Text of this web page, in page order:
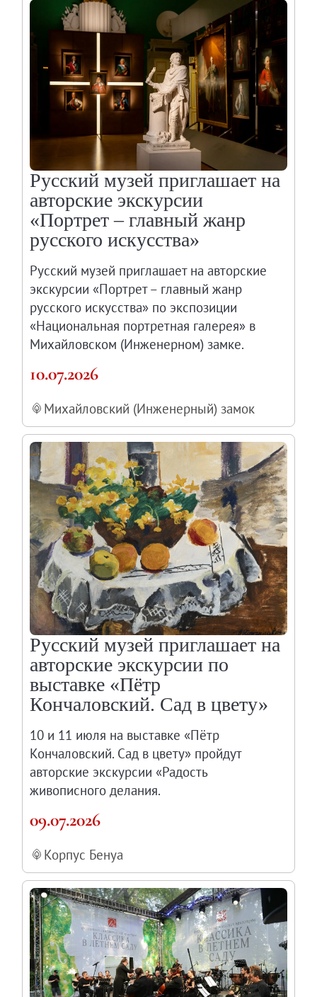
Русский музей приглашает на
авторские экскурсии
«Портрет – главный жанр
русского искусства»
Русский музей приглашает на авторские
экскурсии «Портрет – главный жанр
русского искусства» по экспозиции
«Национальная портретная галерея» в
Михайловском (Инженерном) замке.
10.07.2026
Михайловский (Инженерный) замок
Русский музей приглашает на
авторские экскурсии по
выставке «Пётр
Кончаловский. Сад в цвету»
10 и 11 июля на выставке «Пётр
Кончаловский. Сад в цвету» пройдут
авторские экскурсии «Радость
живописного делания.
09.07.2026
Корпус Бенуа